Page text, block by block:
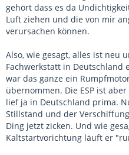
gehört dass es da
Luft ziehen und die von mir
verursachen können.
Also, wie gesagt, alles ist neu
Fachwerkstatt in Deutschland
war das ganze ein
übernommen. Die ESP ist
lief ja in Deutschland prima.
Stillstand und der
Ding jetzt zicken. Und wie
Kaltstartvorichtung läuft er